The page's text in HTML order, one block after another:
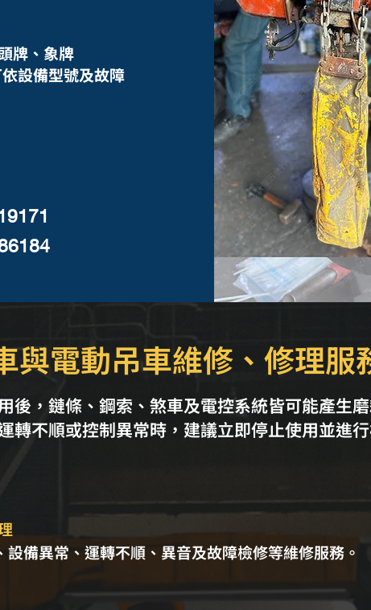
牌、象牌
設備型號及故障
與電動吊車維修、修理服
後，鏈條、鋼索、煞車及電控系統皆可能產生
轉不順或控制異常時，建議立即停止使用並進行
備異常、運轉不順、異音及故障檢修等維修服務。